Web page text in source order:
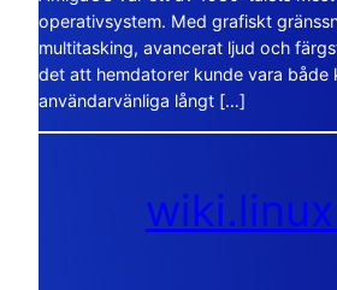
operativsystem. Med grafiskt
multitasking, avancerat ljud och
det att hemdatorer kunde vara både
användarvänliga långt […]